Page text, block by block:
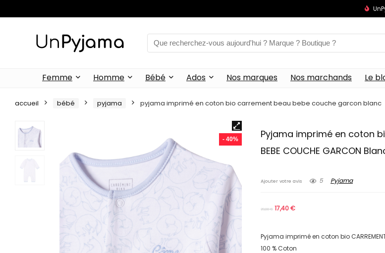
Femme Homme Bébé Ados Nos marques Nos marchands Le
accueil bébé pyjama pyjama imprimé en coton bio carrement beau bebe couche garcon blanc
- 40%
Pyjama imprimé en coton bio
BEBE COUCHE GARCON
Ajouter votre avis 5 Pyjama
29,00€ 17,40€
Pyjama imprimé en coton bio CARREMENT
100 % Coton